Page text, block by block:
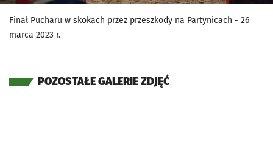
Finał Pucharu w skokach przez przeszkody na Partynicach - 26
marca 2023 r.
POZOSTAŁE GALERIE ZDJĘĆ